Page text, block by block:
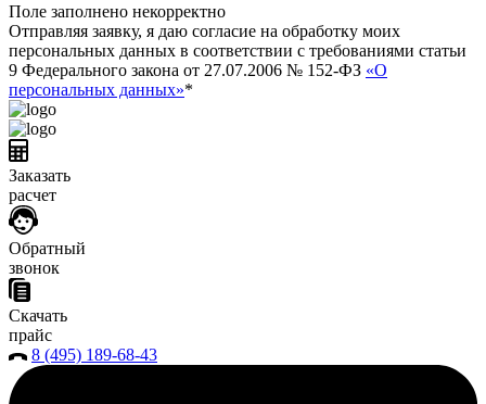
Поле заполнено некорректно
Отправляя заявку, я даю согласие на обработку моих
персональных данных в соответствии с требованиями статьи
9 Федерального закона от 27.07.2006 № 152-ФЗ «О
персональных данных»*
Заказать
расчет
Обратный
звонок
Скачать
прайс
8 (495) 189-68-43